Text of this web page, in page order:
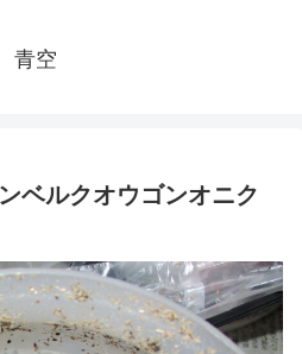
青空
ベルクオウゴンオニク